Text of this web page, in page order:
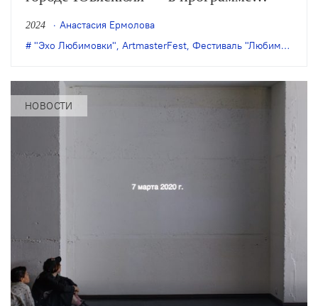
Международного театрального
фестиваля-мастерской «ArtmasterFest
2024
Анастасия Ермолова
"Эхо Любимовки" ArtmasterFest Фестиваль "Любимовка"
НОВОСТИ